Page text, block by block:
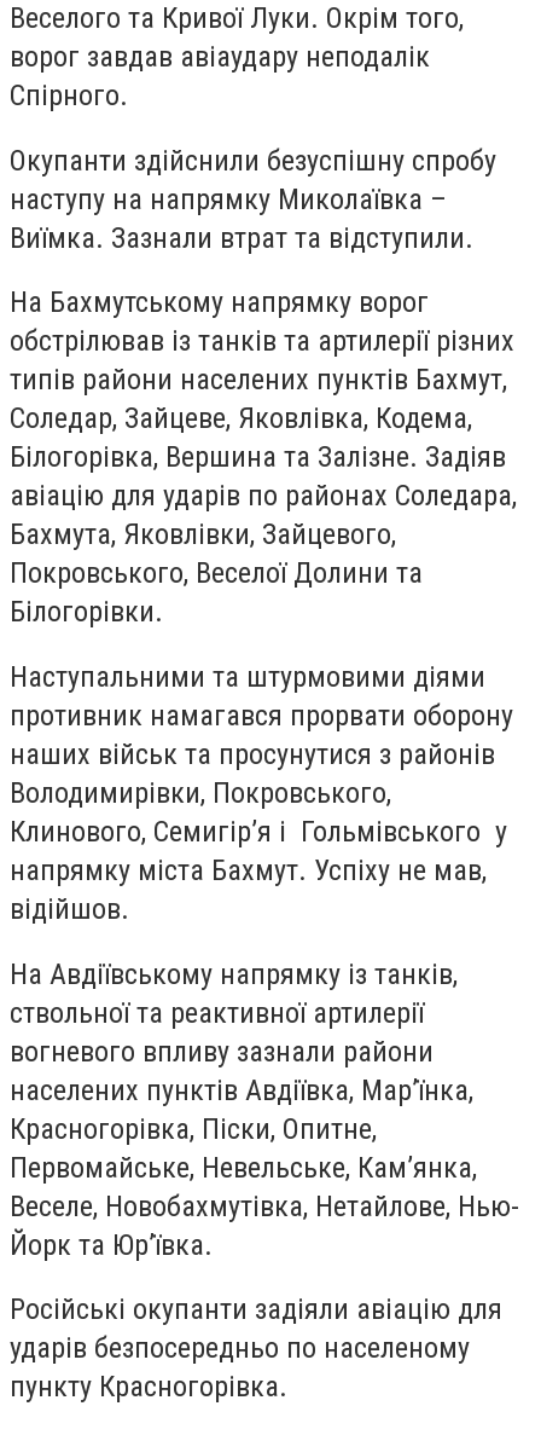
Веселого та Кривої Луки. Окрім того,
ворог завдав авіаудару неподалік
Спірного.
Окупанти здійснили безуспішну спробу
наступу на напрямку Миколаївка –
Виїмка. Зазнали втрат та відступили.
На Бахмутському напрямку ворог
обстрілював із танків та артилерії різних
типів райони населених пунктів Бахмут,
Соледар, Зайцеве, Яковлівка, Кодема,
Білогорівка, Вершина та Залізне. Задіяв
авіацію для ударів по районах Соледара,
Бахмута, Яковлівки, Зайцевого,
Покровського, Веселої Долини та
Білогорівки.
Наступальними та штурмовими діями
противник намагався прорвати оборону
наших військ та просунутися з районів
Володимирівки, Покровського,
Клинового, Семигір’я і Гольмівського у
напрямку міста Бахмут. Успіху не мав,
відійшов.
На Авдіївському напрямку із танків,
ствольної та реактивної артилерії
вогневого впливу зазнали райони
населених пунктів Авдіївка, Мар’їнка,
Красногорівка, Піски, Опитне,
Первомайське, Невельське, Кам’янка,
Веселе, Новобахмутівка, Нетайлове, Нью-
Йорк та Юр’ївка.
Російські окупанти задіяли авіацію для
ударів безпосередньо по населеному
пункту Красногорівка.